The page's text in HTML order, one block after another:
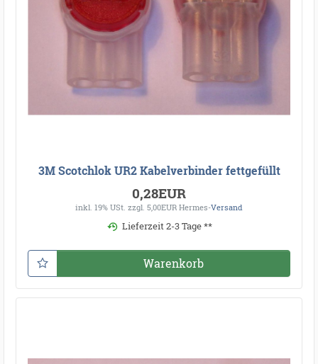
3M Scotchlok UR2 Kabelverbinder fettgefüllt
0,28EUR
inkl. 19% USt. zzgl. 5,00EUR Hermes-Versand
Lieferzeit 2-3 Tage **
Warenkorb